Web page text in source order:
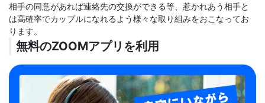
相手の同意があれば連絡先の交換ができる等、惹かれあう相手と
は高確率でカップルになれるよう様々な取り組みをおこなってお
ります。
無料のZOOMアプリを利用